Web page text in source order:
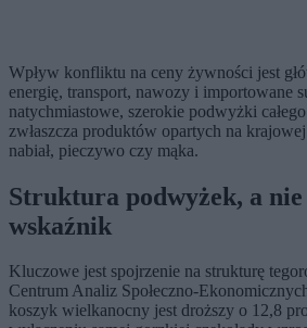
Wpływ konfliktu na ceny żywności jest
energię, transport, nawozy i importowane
natychmiastowe, szerokie podwyżki
zwłaszcza produktów opartych na
nabiał, pieczywo czy mąka.
Struktura podwyżek, a nie
wskaźnik
Kluczowe jest spojrzenie na strukturę
Centrum Analiz Społeczno-
koszyk wielkanocny jest droższy o 12,8